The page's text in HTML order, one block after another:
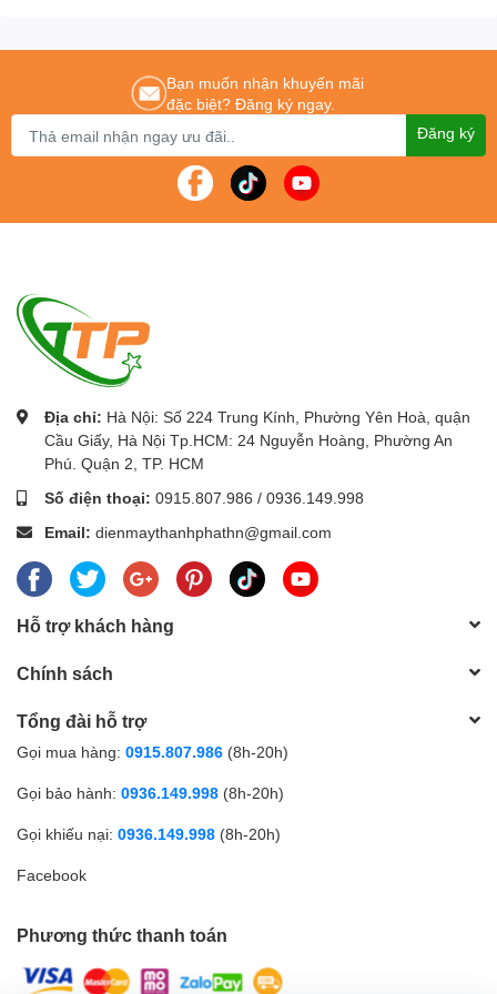
024.796.0283/0915.807.986
Cung cấpbộ đàm cầm taychính hãng tốt nhất Hà Nội - tp Hồ Chí Minh.
Bạn muốn nhận khuyến mãi
đặc biệt? Đăng ký ngay.
Đăng ký
Địa chỉ: Hà Nội: Số 224 Trung Kính, Phường Yên Hoà, quận
Cầu Giấy, Hà Nội Tp.HCM: 24 Nguyễn Hoàng, Phường An
Phú. Quận 2, TP. HCM
Số điện thoại: 0915.807.986 / 0936.149.998
Email: dienmaythanhphathn@gmail.com
Hỗ trợ khách hàng
Chính sách
Tổng đài hỗ trợ
Gọi mua hàng: 0915.807.986 (8h-20h)
Gọi bảo hành: 0936.149.998 (8h-20h)
Gọi khiếu nại: 0936.149.998 (8h-20h)
Facebook
Phương thức thanh toán